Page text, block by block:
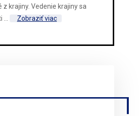
krajiny. Vedenie krajiny sa
Zobraziť viac